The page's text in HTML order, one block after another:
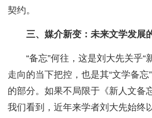
契约。
三、媒介新变：未来文学发展
“备忘”何往，这是刘大先关乎“
走向的当下把控，也是其“文学备忘
的部分。如果不局限于《新人文备
我们看到，近年来学者刘大先始终